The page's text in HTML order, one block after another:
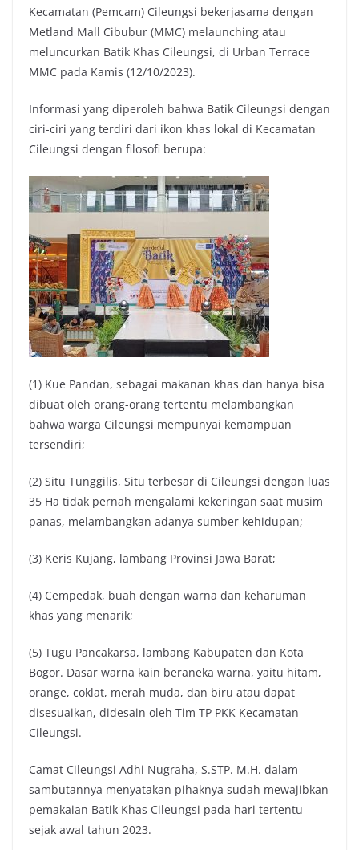
Kecamatan (Pemcam) Cileungsi bekerjasama dengan
Metland Mall Cibubur (MMC) melaunching atau
meluncurkan Batik Khas Cileungsi, di Urban Terrace
MMC pada Kamis (12/10/2023).
Informasi yang diperoleh bahwa Batik Cileungsi dengan
ciri-ciri yang terdiri dari ikon khas lokal di Kecamatan
Cileungsi dengan filosofi berupa:
(1) Kue Pandan, sebagai makanan khas dan hanya bisa
dibuat oleh orang-orang tertentu melambangkan
bahwa warga Cileungsi mempunyai kemampuan
tersendiri;
(2) Situ Tunggilis, Situ terbesar di Cileungsi dengan luas
35 Ha tidak pernah mengalami kekeringan saat musim
panas, melambangkan adanya sumber kehidupan;
(3) Keris Kujang, lambang Provinsi Jawa Barat;
(4) Cempedak, buah dengan warna dan keharuman
khas yang menarik;
(5) Tugu Pancakarsa, lambang Kabupaten dan Kota
Bogor. Dasar warna kain beraneka warna, yaitu hitam,
orange, coklat, merah muda, dan biru atau dapat
disesuaikan, didesain oleh Tim TP PKK Kecamatan
Cileungsi.
Camat Cileungsi Adhi Nugraha, S.STP. M.H. dalam
sambutannya menyatakan pihaknya sudah mewajibkan
pemakaian Batik Khas Cileungsi pada hari tertentu
sejak awal tahun 2023.